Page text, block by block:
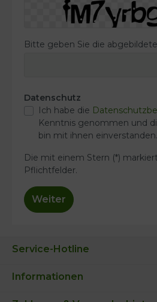
Bitte geben Sie die
Datenschutz
Ich habe die
Kenntnis genommen und
bin mit ihnen
Die mit einem Stern (*)
Pflichtfelder.
Weiter
Service-Hotline
Informationen